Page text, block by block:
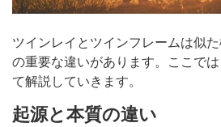
ツインレイとツインフレームは似
の重要な違いがあります。ここで
て解説していきます。
起源と本質の違い